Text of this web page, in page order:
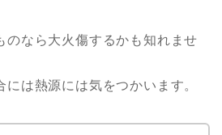
のなら大火傷するかも知れませ
は熱源には気をつかいます。